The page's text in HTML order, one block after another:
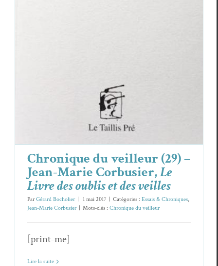
Chronique du veilleur (29) –
Jean-Marie Corbusier,Le
Livre des oublis et des veilles
ParGérard Bocholier 1 mai 2017 Catégories : Essais & Chroniques,
Jean-Marie Corbusier
Mots-clés : Chronique du veilleur
[print-me]
Lire la suite